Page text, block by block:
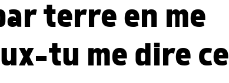
terre en me
tu me dire ce